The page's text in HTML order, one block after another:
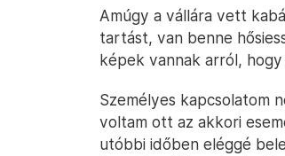
Amúgy a vállára vett
tartást, van benne
képek vannak arról,
Személyes kapcsolatom
voltam ott az akkori
utóbbi időben eléggé